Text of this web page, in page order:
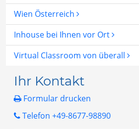
Wien Österreich
Inhouse bei Ihnen vor Ort
Virtual Classroom von überall
Ihr Kontakt
Formular drucken
Telefon +49-8677-98890